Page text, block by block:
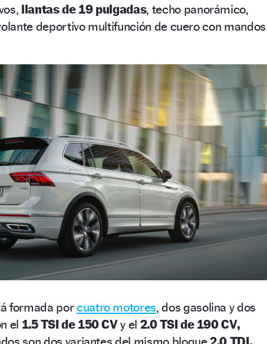
llantas de 19 pulgadas, techo panorámico,
deportivo multifunción de cuero con mandos
formada porcuatro motores, dos gasolina y dos
el 1.5 TSI de 150 CVy el 2.0 TSI de 190 CV,